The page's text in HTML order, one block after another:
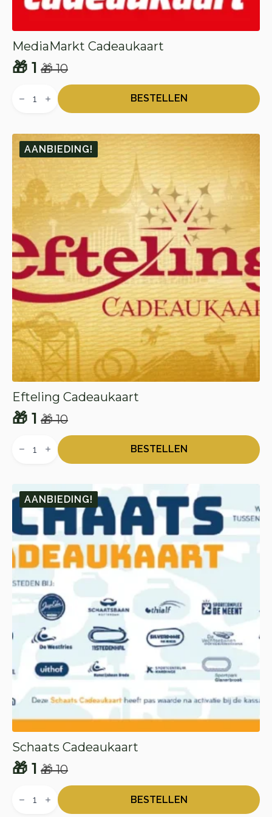
MediaMarkt Cadeaukaart
🎁10
Oorspronkelijke
prijs
🎁 10.
🎁 1
Huidige
prijs
🎁 1.
MediaMarkt
Cadeaukaart
BESTELLEN
AANBIEDING!
Efteling Cadeaukaart
🎁10
Oorspronkelijke
prijs
🎁 1
Huidige
prijs
Cadeaukaart
BESTELLEN
AANBIEDING!
Schaats Cadeaukaart
🎁10
Oorspronkelijke
prijs
🎁 1
Huidige
prijs
Cadeaukaart
BESTELLEN